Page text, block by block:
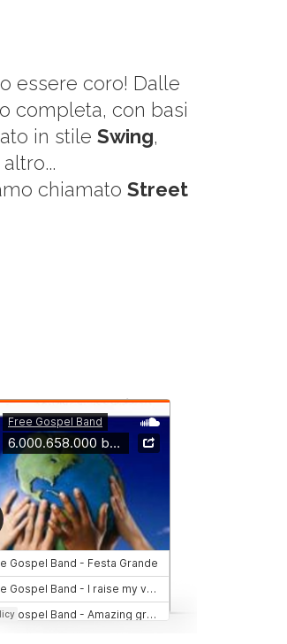
essere coro! Dalle
completa, con basi
in stile Swing,
chiamato Street